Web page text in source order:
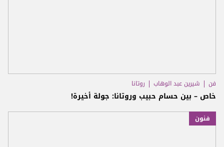
فن شيرين عبد الوهاب روتانا
خاص – بين حسام حبيب وروتانا: جولة أخيرة!
فنون